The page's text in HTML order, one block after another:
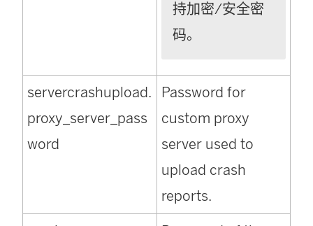
持加密/安全密
码。
servercrashupload.
proxy_server_pass
word
Password for
custom proxy
server used to
upload crash
reports.